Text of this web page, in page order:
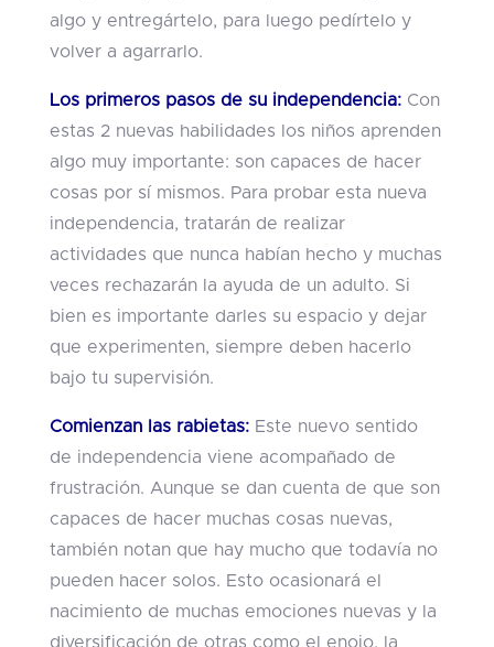
algo y entregártelo, para luego pedírtelo y
volver a agarrarlo.
Los primeros pasos de su independencia: Con
estas 2 nuevas habilidades los niños aprenden
algo muy importante: son capaces de hacer
cosas por sí mismos. Para probar esta nueva
independencia, tratarán de realizar
actividades que nunca habían hecho y muchas
veces rechazarán la ayuda de un adulto. Si
bien es importante darles su espacio y dejar
que experimenten, siempre deben hacerlo
bajo tu supervisión.
Comienzan las rabietas: Este nuevo sentido
de independencia viene acompañado de
frustración. Aunque se dan cuenta de que son
capaces de hacer muchas cosas nuevas,
también notan que hay mucho que todavía no
pueden hacer solos. Esto ocasionará el
nacimiento de muchas emociones nuevas y la
diversificación de otras como el enojo, la